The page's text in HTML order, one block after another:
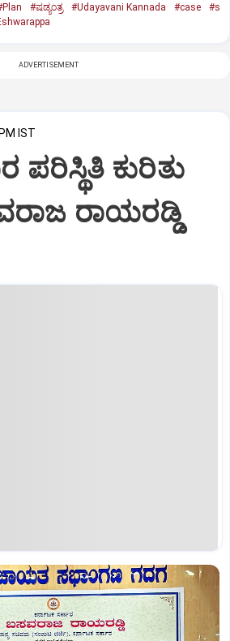
#ಷಡ್ಯಂತ್ರ #Udayavani Kannada #case
#s
ADVERTISEMENT
IST
ಪರಿಸ್ಥಿತಿ ಕುರಿತು
ರಾಯರಡ್ಡಿ